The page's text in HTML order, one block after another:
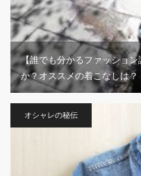
【誰でも分かるファッショ
か？オススメの着こなしは？
オシャレの秘伝